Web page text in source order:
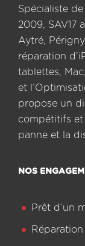
Spécialiste
2009, SAV17
Aytré,
réparation
tablettes,
et
propose un
compétitifs et
panne et la
NOS
Prêt d’un